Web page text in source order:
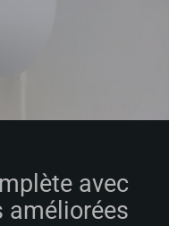
avec
améliorées